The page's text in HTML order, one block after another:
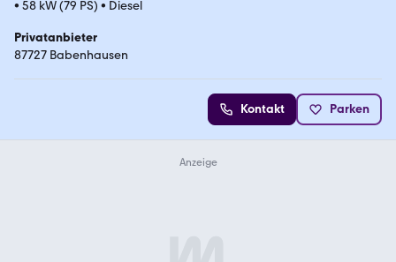
• 58 kW (79 PS) • Diesel
Privatanbieter
87727 Babenhausen
Kontakt Parken